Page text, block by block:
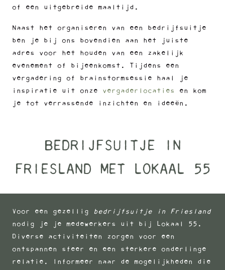
of een uitgebreide maaltijd.
Naast het organiseren van een bedrijfsuitje
ben je bij ons bovendien aan het juiste
adres voor het houden van een zakelijk
evenement of bijeenkomst. Tijdens een
vergadering of brainstormsessie haal je
inspiratie uit onze vergaderlocaties
en kom
je tot verrassende inzichten en ideeën.
BEDRIJFSUITJE IN
FRIESLAND MET LOKAAL 55
Voor een gezellig
bedrijfsuitje in Friesland
nodig je je medewerkers uit bij Lokaal 55.
Diverse activiteiten zorgen voor een
ontspannen sfeer en een sterkere onderlinge
relatie. Informeer naar de mogelijkheden die